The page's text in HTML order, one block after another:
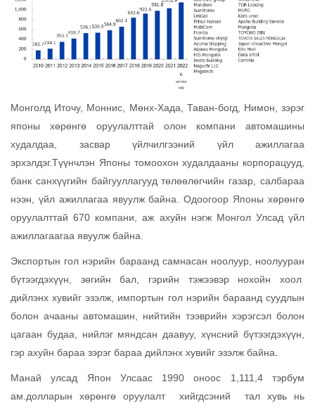
Монголд Иточу, Моннис, Мөнх-Хада, Таван-богд, Нимон, зэрэг
японы хөрөнгө оруулалттай олон компани автомашины
худалдаа, засвар үйлчилгээний үйл ажиллагаа
эрхэлдэг.Түүнчлэн Японы томоохон худалдааны корпорацууд,
банк санхүүгийн байгууллагууд төлөөлөгчийн газар, салбараа
нээн, үйл ажиллагаа явуулж байна. Одоогоор Японы хөрөнгө
оруулалттай 670 компани, аж ахуйн нэгж Монгол Улсад үйл
ажиллагаагаа явуулж байна.
Экспортын гол нэрийн бараанд самнасан ноолуур, ноолууран
бүтээгдэхүүн, зөгийн бал, гэрийн тэжээвэр нохойн хоол
дийлэнх хувийг эзэлж, импортын гол нэрийн бараанд суудлын
болон ачааны автомашин, нийтийн тээврийн хэрэгсэл болон
цагаан будаа, нийлэг мяндсан даавуу, хүнсний бүтээгдэхүүн,
гэр ахуйн бараа зэрэг бараа дийлэнх хувийг эзэлж байна.
Манай улсад Япон Улсаас 1990 оноос 1,111,4 тэрбум
ам.долларын хөрөнгө оруулалт хийгдсэний тал хувь нь